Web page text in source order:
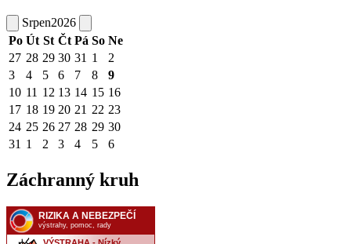
Srpen2026
Po Út St Čt Pá So Ne
27 28 29 30 31 1
2
3
4 5 6 7 8
9
10 11 12 13 14 15 16
17 18 19 20 21 22 23
24 25 26 27 28 29 30
31 1 2 3 4 5 6
Záchranný kruh